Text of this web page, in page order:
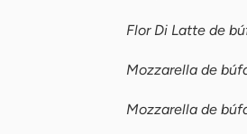
Flor Di Latte de
Mozzarella de
Mozzarella de